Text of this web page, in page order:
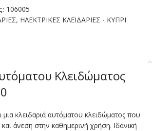
106005
, ΗΛΕΚΤΡΙΚΕΣ ΚΛΕΙΔΑΡΙΕΣ - ΚΥΠΡΙ
Κλειδώματος
μια κλειδαριά αυτόματου κλειδώματος που
άνεση στην καθημερινή χρήση. Ιδανική